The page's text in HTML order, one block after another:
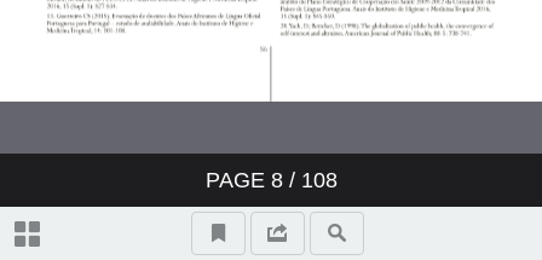
PAGE 8/ 108
Cooperação em saúde: passado e
estruturante em saúde e o papel
das redes na CPLP